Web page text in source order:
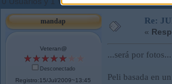
mandap
Veteran@
Desconectado
Registro:15/Jul/2009~13:45
Re:
«
...será por fotos...
Peli basada en